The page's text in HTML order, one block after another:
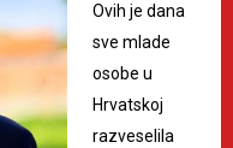
Ovih je dana
sve mlade
osobe u
Hrvatskoj
razveselila